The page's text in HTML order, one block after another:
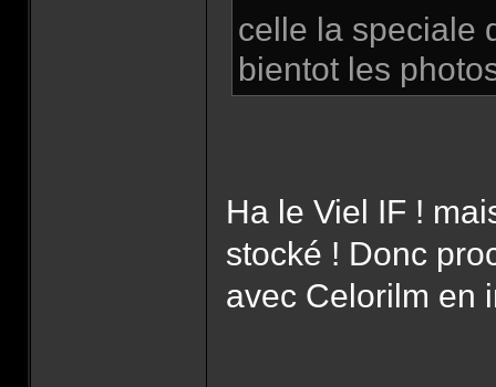
celle la speciale
bientot les
Ha le Viel IF !
stocké ! Donc
avec Celorilm en